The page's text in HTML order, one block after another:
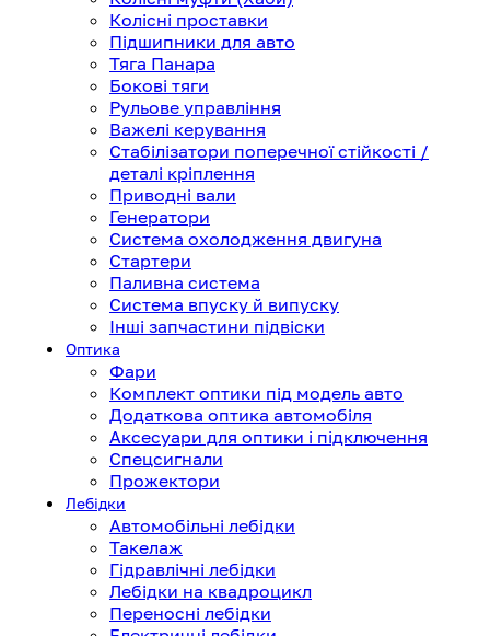
Колісні проставки
Підшипники для авто
Тяга Панара
Бокові тяги
Рульове управління
Важелі керування
Стабілізатори поперечної стійкості /
деталі кріплення
Приводні вали
Генератори
Система охолодження двигуна
Стартери
Паливна система
Система впуску й випуску
Інші запчастини підвіски
Оптика
Фари
Комплект оптики під модель авто
Додаткова оптика автомобіля
Аксесуари для оптики і підключення
Спецсигнали
Прожектори
Лебідки
Автомобільні лебідки
Такелаж
Гідравлічні лебідки
Лебідки на квадроцикл
Переносні лебідки